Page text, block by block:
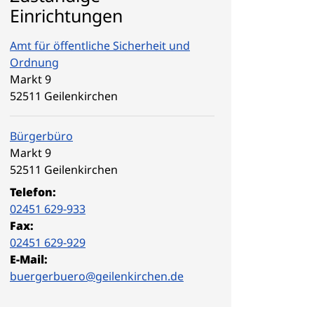
Einrichtungen
Amt für öffentliche Sicherheit und
Ordnung
Straße:
MarktHausnummer:
9
PLZ:
52511 Ort:
Geilenkirchen
Bürgerbüro
Straße:
MarktHausnummer:
9
PLZ:
52511 Ort:
Geilenkirchen
Telefon:
02451 629-933
Fax:
02451 629-929
E-Mail:
buergerbuero@geilenkirchen.de